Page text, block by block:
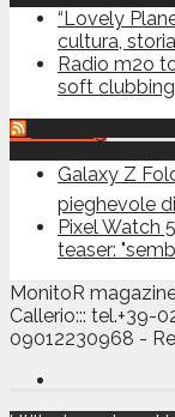
“Lovely
cultura,
Radio m2o
soft
Galaxy Z
pieghevole
Pixel Watch
teaser:
MonitoR
Callerio::: tel.+39-
09012230968 -